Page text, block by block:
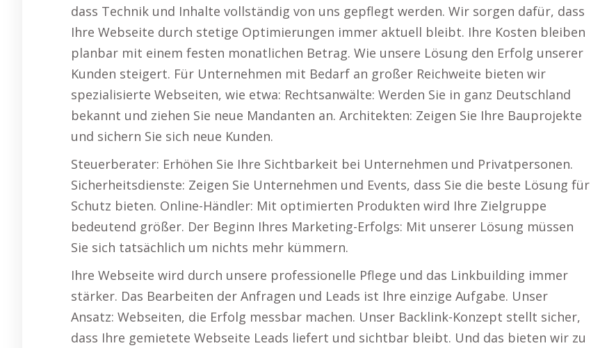
dass Technik und Inhalte vollständig von uns gepflegt werden. Wir sorgen dafür, dass
Ihre Webseite durch stetige Optimierungen immer aktuell bleibt. Ihre Kosten bleiben
planbar mit einem festen monatlichen Betrag. Wie unsere Lösung den Erfolg unserer
Kunden steigert. Für Unternehmen mit Bedarf an großer Reichweite bieten wir
spezialisierte Webseiten, wie etwa: Rechtsanwälte: Werden Sie in ganz Deutschland
bekannt und ziehen Sie neue Mandanten an. Architekten: Zeigen Sie Ihre Bauprojekte
und sichern Sie sich neue Kunden.
Steuerberater: Erhöhen Sie Ihre Sichtbarkeit bei Unternehmen und Privatpersonen.
Sicherheitsdienste: Zeigen Sie Unternehmen und Events, dass Sie die beste Lösung für
Schutz bieten. Online-Händler: Mit optimierten Produkten wird Ihre Zielgruppe
bedeutend größer. Der Beginn Ihres Marketing-Erfolgs: Mit unserer Lösung müssen
Sie sich tatsächlich um nichts mehr kümmern.
Ihre Webseite wird durch unsere professionelle Pflege und das Linkbuilding immer
stärker. Das Bearbeiten der Anfragen und Leads ist Ihre einzige Aufgabe. Unser
Ansatz: Webseiten, die Erfolg messbar machen. Unser Backlink-Konzept stellt sicher,
dass Ihre gemietete Webseite Leads liefert und sichtbar bleibt. Und das bieten wir zu